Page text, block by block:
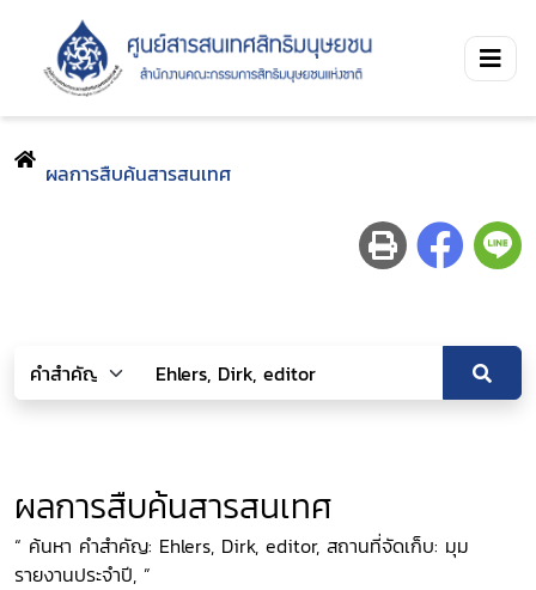
ผลการสืบค้นสารสนเทศ
ผลการสืบค้นสารสนเทศ
“ ค้นหา คำสำคัญ: Ehlers, Dirk, editor, สถานที่จัดเก็บ: มุม
รายงานประจำปี, ”